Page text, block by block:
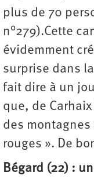
plus de 70
n°279).Cette
évidemment
surprise dans
fait dire à un
que, de
des
rouges ». De
Bégard (22) :